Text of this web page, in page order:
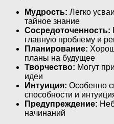
Мудрость: Легко
тайное знание
Сосредоточенность:
главную проблему и
Планирование:
планы на будущее
Творчество: Могут
идеи
Интуиция: Особенно
способности и
Предупреждение:
начинаний